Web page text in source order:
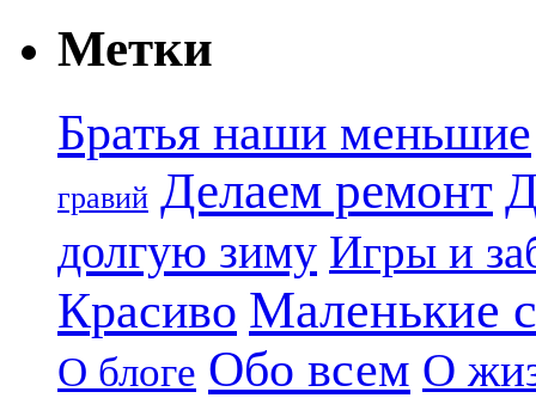
Метки
Братья наши меньшие
гравий Делаем ремонт
долгую зиму Игры и
Красиво Маленькие
О блоге Обо всем О